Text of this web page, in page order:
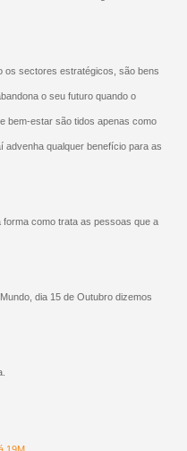
os sectores estratégicos, são bens
o seu futuro quando o
bem-estar são tidos apenas como
advenha qualquer benefício para as
forma como trata as pessoas que a
dia 15 de Outubro dizemos